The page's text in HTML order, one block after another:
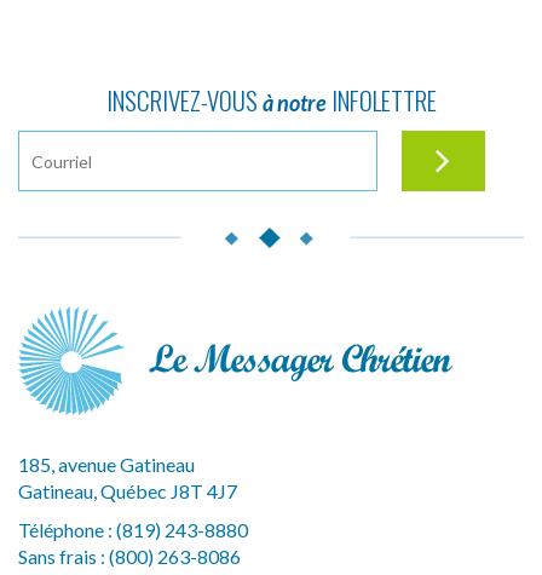
INSCRIVEZ-VOUS à notreINFOLETTRE
185, avenue Gatineau
Gatineau, Québec J8T 4J7
Téléphone : (819) 243-8880
Sans frais : (800) 263-8086